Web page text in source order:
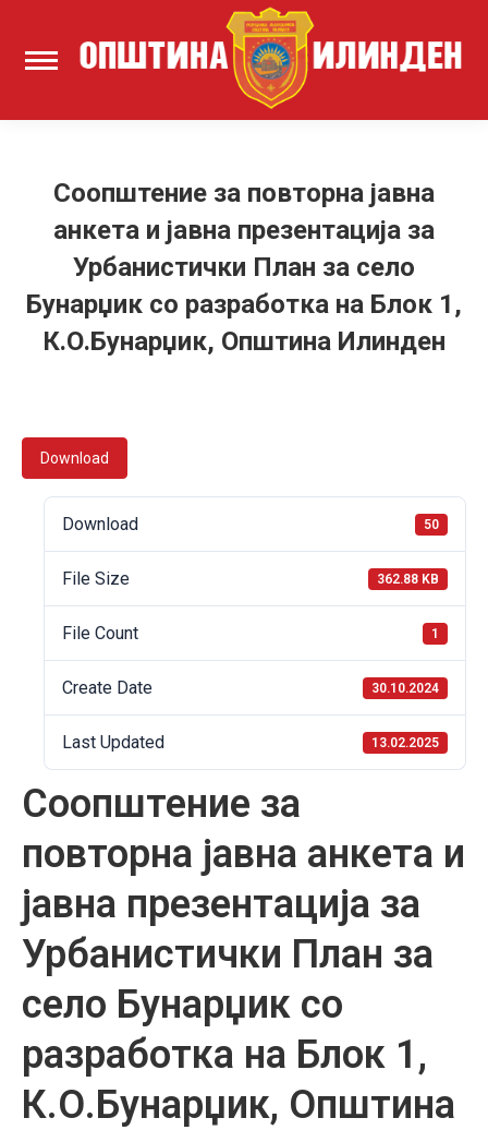
Соопштение за повторна јавна
анкета и јавна презентација за
Урбанистички План за село
Бунарџик со разработка на Блок 1,
К.О.Бунарџик, Општина Илинден
Download
Download 50
File Size 362.88 KB
File Count 1
Create Date 30.10.2024
Last Updated 13.02.2025
Соопштение за
повторна јавна анкета и
јавна презентација за
Урбанистички План за
село Бунарџик со
разработка на Блок 1,
К.О.Бунарџик, Општина